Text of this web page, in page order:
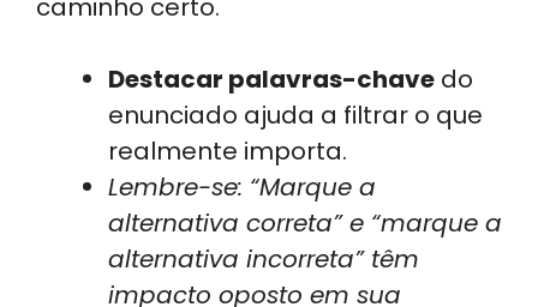
caminho certo.
Destacar palavras-chave do
enunciado ajuda a filtrar o que
realmente importa.
Lembre-se: “Marque a
alternativa correta” e “marque a
alternativa incorreta” têm
impacto oposto em sua